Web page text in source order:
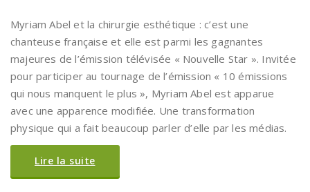
Myriam Abel et la chirurgie esthétique : c’est une
chanteuse française et elle est parmi les gagnantes
majeures de l’émission télévisée « Nouvelle Star ». Invitée
pour participer au tournage de l’émission « 10 émissions
qui nous manquent le plus », Myriam Abel est apparue
avec une apparence modifiée. Une transformation
physique qui a fait beaucoup parler d’elle par les médias.
Lire la suite